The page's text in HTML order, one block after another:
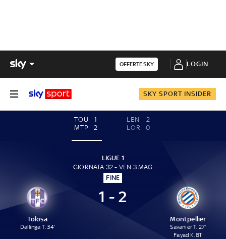
OFFERTE SKY LOGIN
SKY SPORT INSIDER
TOU
1
MTP
2
LEN
2
LOR
0
LIGUE 1
GIORNATA 32 - VEN 3 MAG
FINE
Tolosa
Dallinga T. 34'
1 - 2
Montpellier
Savanier T. 27'
Fayad K. 81'